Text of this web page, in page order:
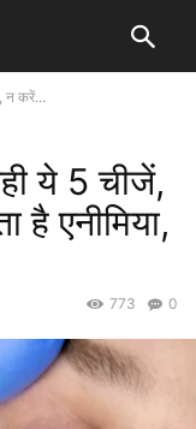
न करें...
ये 5 चीजें,
एनीमिया,
0
773